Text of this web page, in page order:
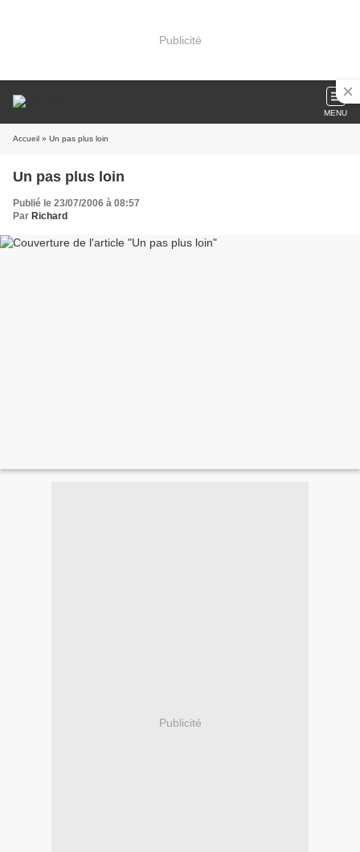
Publicité
MENU
Accueil » Un pas plus loin
Un pas plus loin
Publié le 23/07/2006 à 08:57
Par Richard
Publicité